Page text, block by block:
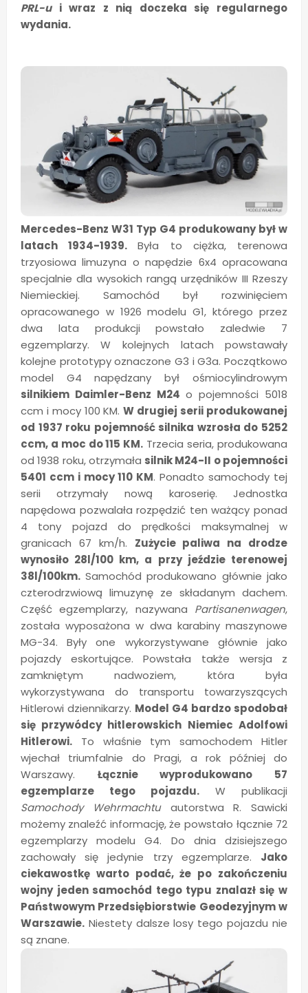
PRL-ui wraz z nią doczeka się regularnego
wydania.
Mercedes-Benz W31 Typ G4 produkowany był w
latach 1934-1939.Była to ciężka, terenowa
trzyosiowa limuzyna o napędzie 6x4 opracowana
specjalnie dla wysokich rangą urzędników III Rzeszy
Niemieckiej. Samochód był rozwinięciem
opracowanego w 1926 modelu G1, którego przez
dwa lata produkcji powstało zaledwie 7
egzemplarzy. W kolejnych latach powstawały
kolejne prototypy oznaczone G3 i G3a. Początkowo
model G4 napędzany był ośmiocylindrowym
silnikiem Daimler-Benz M24 o pojemności 5018
ccm i mocy 100 KM.W drugiej serii produkowanej
od 1937 roku pojemność silnika wzrosła do 5252
ccm, a moc do 115 KM. Trzecia seria, produkowana
od 1938 roku, otrzymała silnik M24-II o pojemności
5401 ccm i mocy 110 KM. Ponadto samochody tej
serii otrzymały nową karoserię. Jednostka
napędowa pozwalała rozpędzić ten ważący ponad
4 tony pojazd do prędkości maksymalnej w
granicach 67 km/h. Zużycie paliwa na drodze
wynosiło 28l/100 km, a przy jeździe terenowej
38l/100km.Samochód produkowano głównie jako
czterodrzwiową limuzynę ze składanym dachem.
Część egzemplarzy, nazywana Partisanenwagen,
została wyposażona w dwa karabiny maszynowe
MG-34. Były one wykorzystywane głównie jako
pojazdy eskortujące. Powstała także wersja z
zamkniętym nadwoziem, która była
wykorzystywana do transportu towarzyszących
Hitlerowi dziennikarzy. Model G4 bardzo spodobał
się przywódcy hitlerowskich Niemiec Adolfowi
Hitlerowi.To właśnie tym samochodem Hitler
wjechał triumfalnie do Pragi, a rok później do
Warszawy. Łącznie wyprodukowano 57
egzemplarze tego pojazdu. W publikacji
Samochody Wehrmachtuautorstwa R. Sawicki
możemy znaleźć informację, że powstało łącznie 72
egzemplarzy modelu G4. Do dnia dzisiejszego
zachowały się jedynie trzy egzemplarze. Jako
ciekawostkę warto podać, że po zakończeniu
wojny jeden samochód tego typu znalazł się w
Państwowym Przedsiębiorstwie Geodezyjnym w
Warszawie.Niestety dalsze losy tego pojazdu nie
są znane.